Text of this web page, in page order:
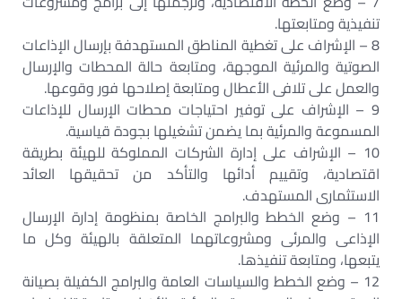
تنفيذية ومتابعتها.
8 – الإشراف على تغطية المناطق المستهدفة بإرسال الإذاعات
الصوتية والمرئية الموجهة، ومتابعة حالة المحطات والإرسال
والعمل على تلافى الأعطال ومتابعة إصلاحها فور وقوعها.
9 – الإشراف على توفير احتياجات محطات الإرسال للإذاعات
المسموعة والمرئية بما يضمن تشغيلها بجودة قياسية.
10 – الإشراف على إدارة الشركات المملوكة للهيئة بطريقة
اقتصادية، وتقييم أدائها والتأكد من تحقيقها العائد
الاستثمارى المستهدف.
11 – وضع الخطط والبرامج الخاصة بمنظومة إدارة الإرسال
الإذاعى والمرئى ومشروعاتهما المتعلقة بالهيئة وكل ما
يتبعها، ومتابعة تنفيذها.
12 – وضع الخطط والسياسات العامة والبرامج الكفيلة بصيانة